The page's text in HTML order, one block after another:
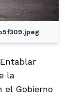
la
el Gobierno